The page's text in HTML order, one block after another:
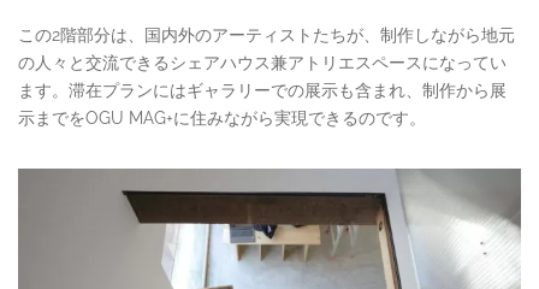
この2階部分は、国内外のアーティストたちが、制作しながら地元
の人々と交流できるシェアハウス兼アトリエスペースになってい
ます。滞在プランにはギャラリーでの展示も含まれ、制作から展
示までをOGU MAG+に住みながら実現できるのです。